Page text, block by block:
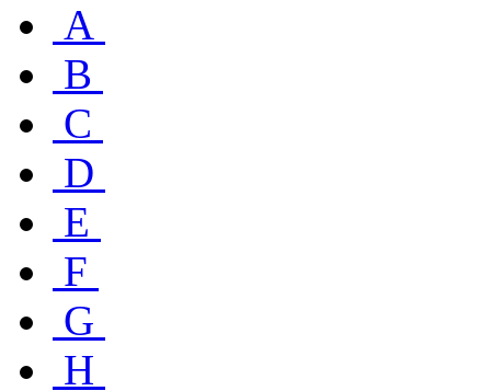
A
B
C
D
E
F
G
H